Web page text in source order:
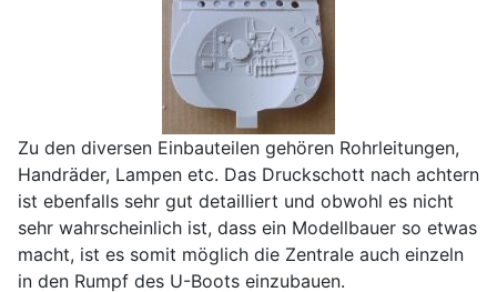
Zu den diversen Einbauteilen gehören Rohrleitungen,
Handräder, Lampen etc. Das Druckschott nach achtern
ist ebenfalls sehr gut detailliert und obwohl es nicht
sehr wahrscheinlich ist, dass ein Modellbauer so etwas
macht, ist es somit möglich die Zentrale auch einzeln
in den Rumpf des U-Boots einzubauen.